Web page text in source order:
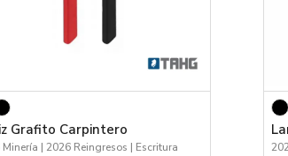
Grafito Carpintero
| 2026 Reingresos | Escritura